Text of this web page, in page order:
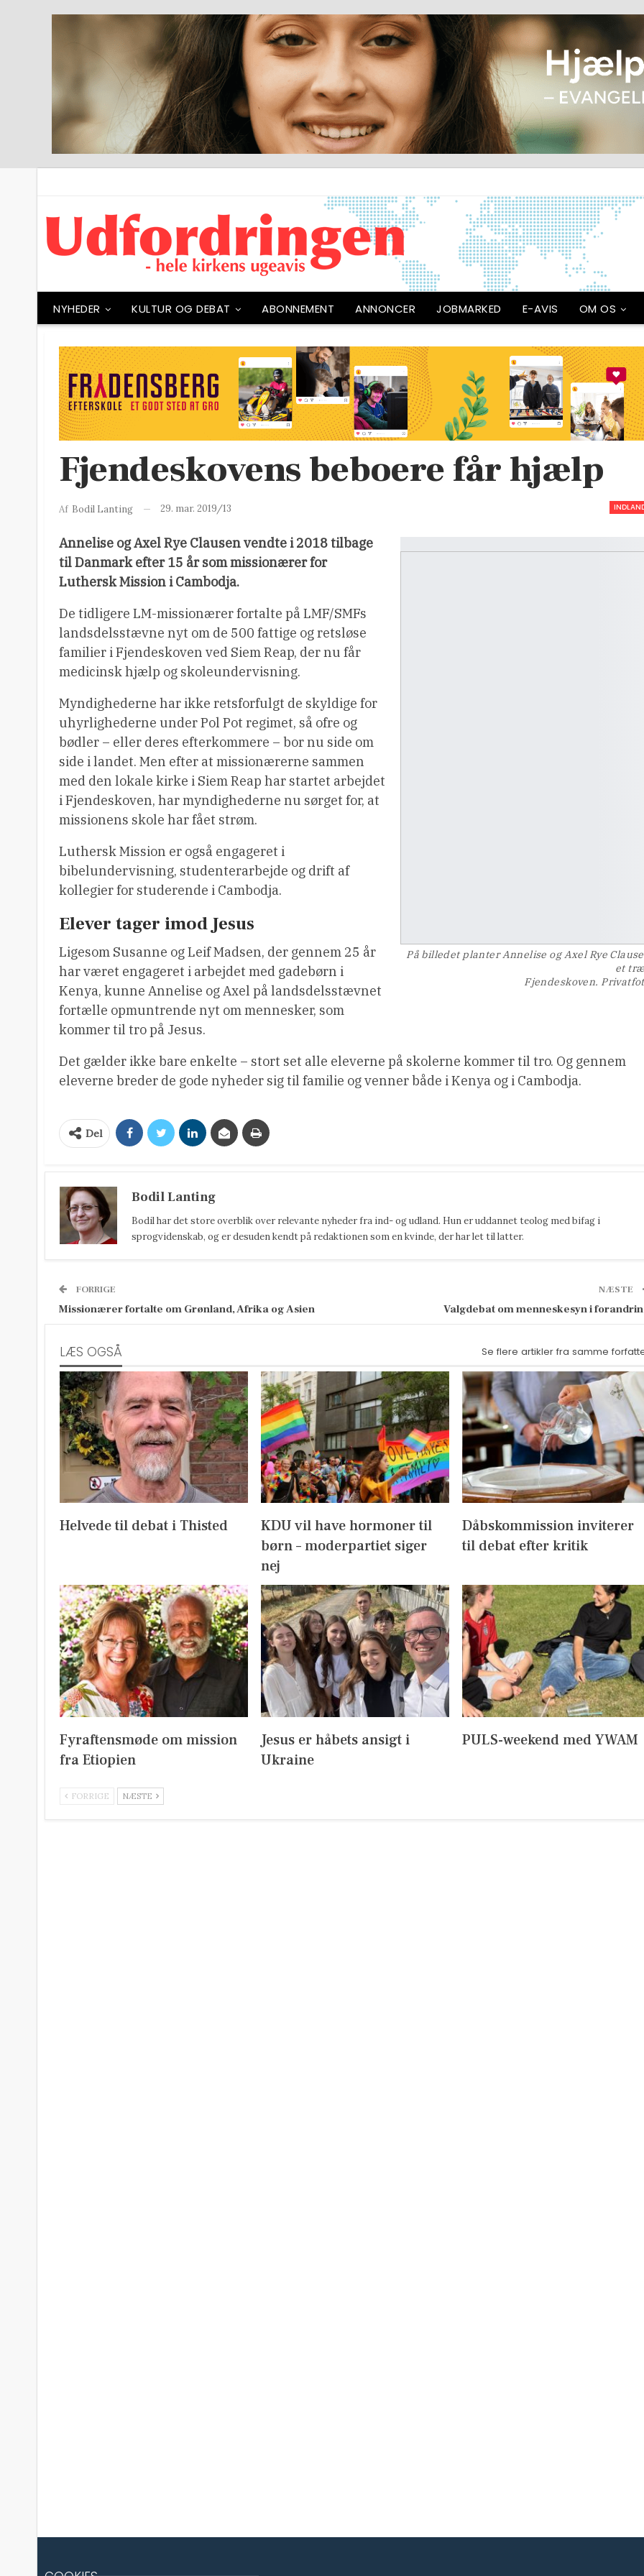
NYHEDER KULTUR OG DEBAT ABONNEMENT ANNONCER JOBMARKED E-AVIS OM OS
Fjendeskovens beboere får hjælp
Af Bodil Lanting 29. mar. 2019/13
På billedet planter Annelise og Axel Rye
et
Fjendeskoven.
Annelise og Axel Rye Clausen vendte i 2018 tilbage
til Danmark efter 15 år som missionærer for
Luthersk Mission i Cambodja.
De tidligere LM-missionærer fortalte på LMF/SMFs
landsdelsstævne nyt om de 500 fattige og retsløse
familier i Fjendeskoven ved Siem Reap, der nu får
medicinsk hjælp og skoleundervisning.
Myndighederne har ikke retsforfulgt de skyldige for
uhyrlighederne under Pol Pot regimet, så ofre og
bødler – eller deres efterkommere – bor nu side om
side i landet. Men efter at missionærerne sammen
med den lokale kirke i Siem Reap har startet arbejdet
i Fjendeskoven, har myndighederne nu sørget for, at
missionens skole har fået strøm.
Luthersk Mission er også engageret i
bibelundervisning, studenterarbejde og drift af
kollegier for studerende i Cambodja.
Elever tager imod Jesus
Ligesom Susanne og Leif Madsen, der gennem 25 år
har været engageret i arbejdet med gadebørn i
Kenya, kunne Annelise og Axel på landsdelsstævnet
fortælle opmuntrende nyt om mennesker, som
kommer til tro på Jesus.
Det gælder ikke bare enkelte – stort set alle eleverne på skolerne kommer til tro. Og gennem
eleverne breder de gode nyheder sig til familie og venner både i Kenya og i Cambodja.
Del
Bodil Lanting
Bodil har det store overblik over relevante nyheder fra ind- og udland. Hun er uddannet teolog med bifag i
sprogvidenskab, og er desuden kendt på redaktionen som en kvinde, der har let til latter.
FORRIGE
Missionærer fortalte om Grønland, Afrika og Asien
NÆSTE
Valgdebat om menneskesyn i
LÆS OGSÅ Se flere artikler fra samme
Helvede til debat i Thisted
KDU vil have hormoner til
børn – moderpartiet siger
nej
Dåbskommission inviterer
til debat efter kritik
Fyraftensmøde om mission
fra Etiopien
Jesus er håbets ansigt i
Ukraine
PULS-weekend med YWAM
FORRIGE NÆSTE